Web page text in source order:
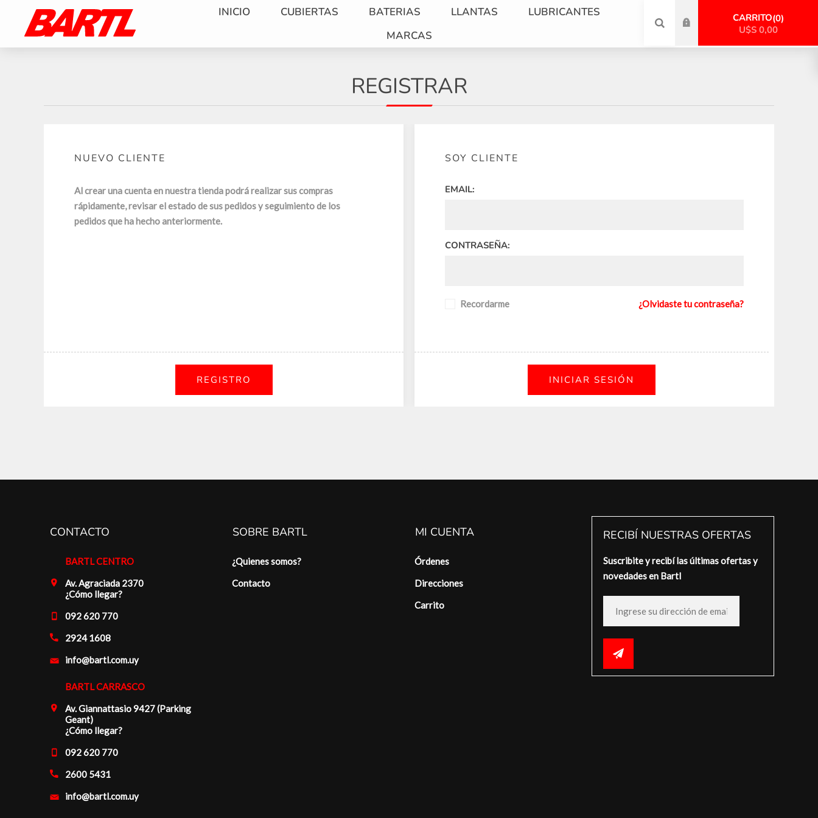
INICIO CUBIERTAS BATERIAS LLANTAS
LUBRICANTES
MARCAS
CARRITO 0
U$S 0,00
REGISTRAR
NUEVO CLIENTE
Al crear una cuenta en nuestra tienda podrá realizar sus compras
rápidamente, revisar el estado de sus pedidos y seguimiento de los
pedidos que ha hecho anteriormente.
SOY CLIENTE
EMAIL:
CONTRASEÑA:
Recordarme ¿Olvidaste tu contraseña?
CONTACTO
BARTL CENTRO
Av. Agraciada 2370
¿Cómo llegar?
092 620 770
2924 1608
info@bartl.com.uy
BARTL CARRASCO
Av. Giannattasio 9427 (Parking
Geant)
¿Cómo llegar?
092 620 770
2600 5431
info@bartl.com.uy
SOBRE BARTL
¿Quienes somos?
Contacto
MI CUENTA
Órdenes
Direcciones
Carrito
RECIBÍ NUESTRAS OFERTAS
Suscribite y recibí las últimas ofertas y
novedades en Bartl